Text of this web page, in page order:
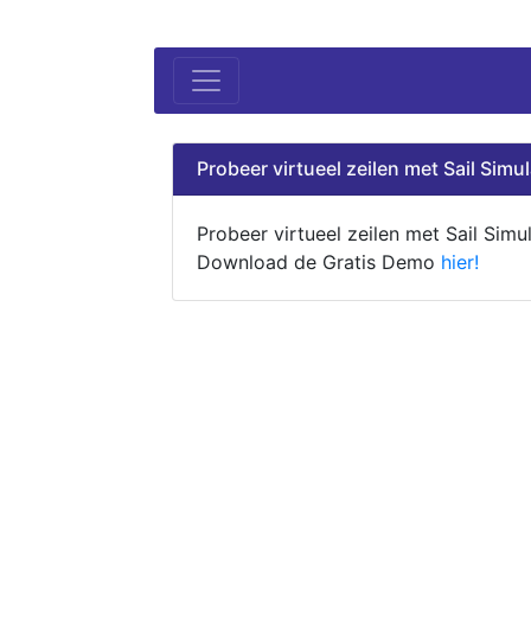
Probeer virtueel zeilen met Sail
Probeer virtueel zeilen met Sail
Download de Gratis Demo hier!